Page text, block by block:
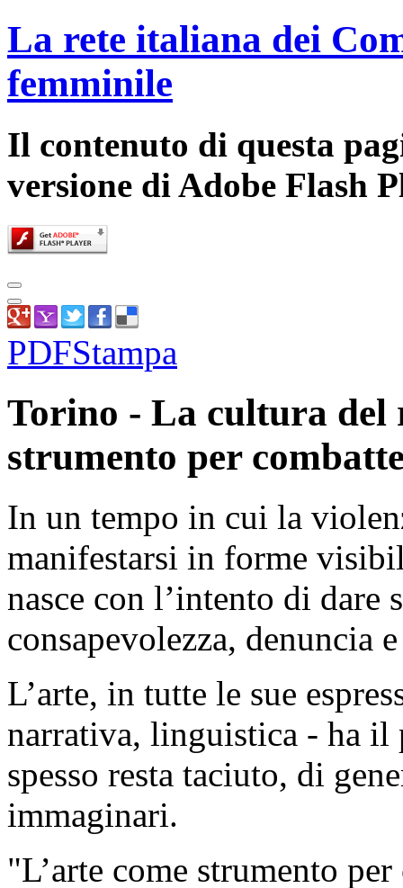
La rete italiana dei
femminile
Il contenuto di questa
versione di Adobe Flash
PDFStampa
Torino - La cultura del
strumento per
In un tempo in cui la
manifestarsi in forme
nasce con l’intento di dare
consapevolezza, denuncia
L’arte, in tutte le sue
narrativa, linguistica - ha il
spesso resta taciuto, di
immaginari.
"L’arte come strumento